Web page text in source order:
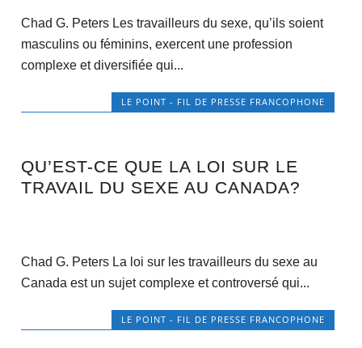
Chad G. Peters Les travailleurs du sexe, qu’ils soient
masculins ou féminins, exercent une profession
complexe et diversifiée qui...
LE POINT - FIL DE PRESSE FRANCOPHONE
QU’EST-CE QUE LA LOI SUR LE
TRAVAIL DU SEXE AU CANADA?
Chad G. Peters La loi sur les travailleurs du sexe au
Canada est un sujet complexe et controversé qui...
LE POINT - FIL DE PRESSE FRANCOPHONE